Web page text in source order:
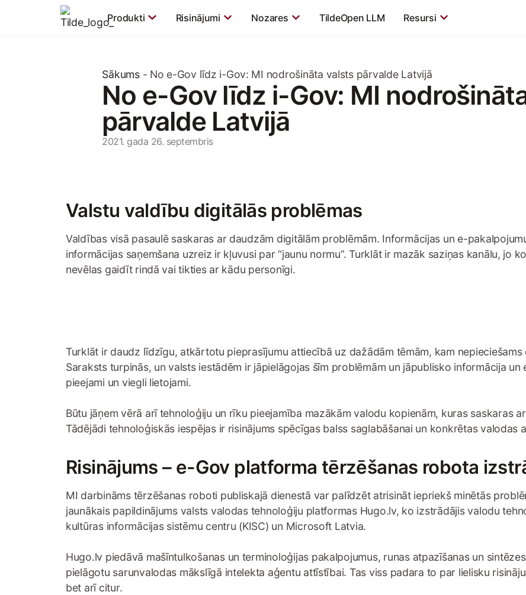
Produkti Risinājumi Nozares TildeOpen LLM Resursi
Sākums- No e-Gov līdz i-Gov: MI nodrošināta valsts pārvalde Latvijā
No e-Gov līdz i-Gov: MI
pārvalde Latvijā
2021. gada 26. septembris
Valstu valdību digitālās problēmas
Valdības visā pasaulē saskaras ar daudzām digitālām problēmām. Informācijas un e-
informācijas saņemšana uzreiz ir kļuvusi par “jaunu normu”. Turklāt ir mazāk saziņas kanālu, jo
nevēlas gaidīt rindā vai tikties ar kādu personīgi.
Turklāt ir daudz līdzīgu, atkārtotu pieprasījumu attiecībā uz dažādām tēmām, kam
Saraksts turpinās, un valsts iestādēm ir jāpielāgojas šīm problēmām un jāpublisko informācija
pieejami un viegli lietojami.
Būtu jāņem vērā arī tehnoloģiju un rīku pieejamība mazākām valodu kopienām, kuras saskaras
Tādējādi tehnoloģiskās iespējas ir risinājums spēcīgas balss saglabāšanai un konkrētas valodas
Risinājums – e-Gov platforma tērzēšanas robota
MI darbināms tērzēšanas roboti publiskajā dienestā var palīdzēt atrisināt iepriekš minētās
jaunākais papildinājums valsts valodas tehnoloģiju platformas Hugo.lv, ko izstrādājis valodu
kultūras informācijas sistēmu centru (KISC) un Microsoft Latvia.
Hugo.lv piedāvā mašīntulkošanas un terminoloģijas pakalpojumus, runas atpazīšanas un
pielāgotu sarunvalodas mākslīgā intelekta aģentu attīstībai. Tas viss padara to par lielisku
bet arī citur.